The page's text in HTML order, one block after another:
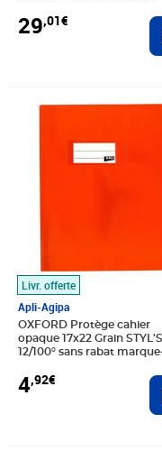
29,01€
Livr. offerte
Apli-Agipa
OXFORD Protège cahier
opaque 17x22 Grain
12/100° sans rabat
4,92€
Prix 4,92€